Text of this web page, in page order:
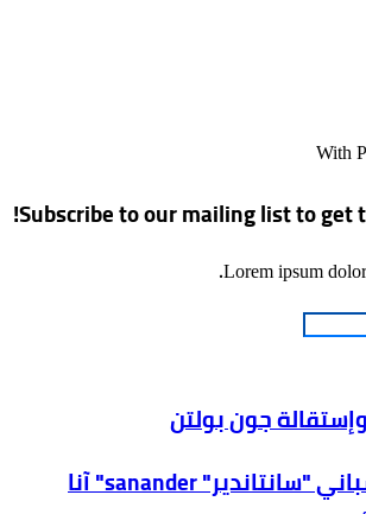
With
Subscribe to our mailing list to get
Lorem ipsum
جون بولتن
رئيسة البنك الإسباني "سانتاندير" sanander" آنا